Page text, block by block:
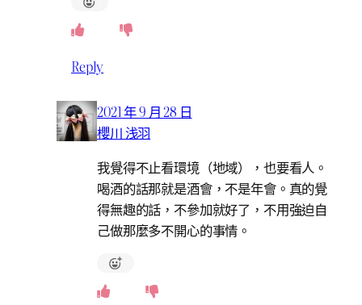
Reply
2021 年 9 月 28 日
櫻川 浅羽
我覺得不止看環境（地域），也要看人。
喝酒的話那就是酒會，不是年會。真的覺
得無趣的話，不參加就好了，不用強迫自
己做那麼多不開心的事情。